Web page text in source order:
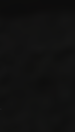
...